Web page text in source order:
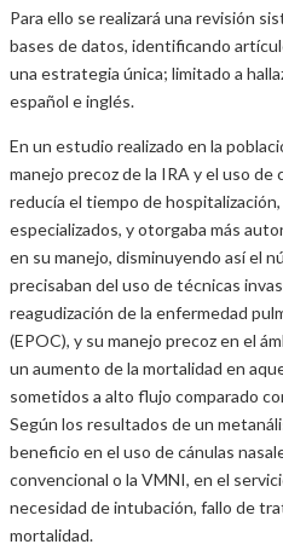
Para ello se realizará una revisión
bases de datos, identificando
una estrategia única; limitado a
español e inglés.
En un estudio realizado en la
manejo precoz de la IRA y el uso de
reducía el tiempo de
especializados, y otorgaba más
en su manejo, disminuyendo así el
precisaban del uso de técnicas
reagudización de la enfermedad
(EPOC), y su manejo precoz en el
un aumento de la mortalidad en
sometidos a alto flujo comparado
Según los resultados de un
beneficio en el uso de cánulas
convencional o la VMNI, en el
necesidad de intubación, fallo de
mortalidad.